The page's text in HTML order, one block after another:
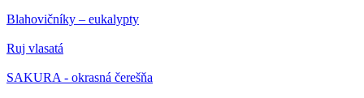
Blahovičníky – eukalypty
Ruj vlasatá
SAKURA - okrasná čerešňa